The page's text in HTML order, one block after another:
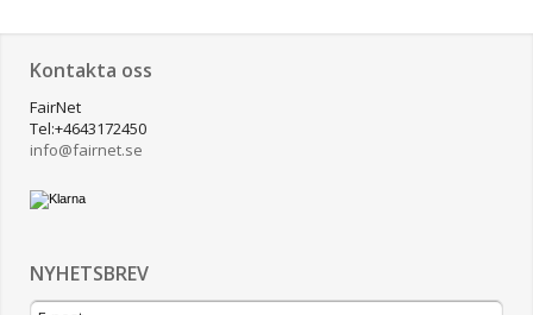
Kontakta oss
FairNet
Tel:+4643172450
info@fairnet.se
NYHETSBREV